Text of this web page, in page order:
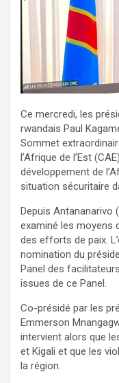
Ce mercredi, les
rwandais Paul
Sommet
l’Afrique de l’Est
développement de
situation sécuritaire
Depuis Antananarivo
examiné les moyens
des efforts de paix.
nomination du
Panel des
issues de ce Panel.
Co-présidé par les
Emmerson
intervient alors que
et Kigali et que les
la région.